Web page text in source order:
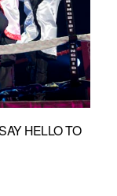
HELLO TO